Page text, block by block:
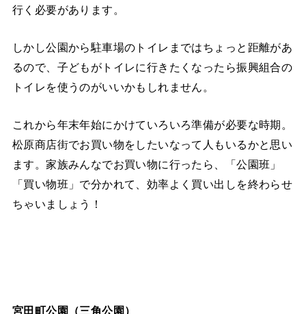
行く必要があります。
しかし公園から駐車場のトイレまではちょっと距離があ
るので、子どもがトイレに行きたくなったら振興組合の
トイレを使うのがいいかもしれません。
これから年末年始にかけていろいろ準備が必要な時期。
松原商店街でお買い物をしたいなって人もいるかと思い
ます。家族みんなでお買い物に行ったら、「公園班」
「買い物班」で分かれて、効率よく買い出しを終わらせ
ちゃいましょう！
宮田町公園（三角公園）